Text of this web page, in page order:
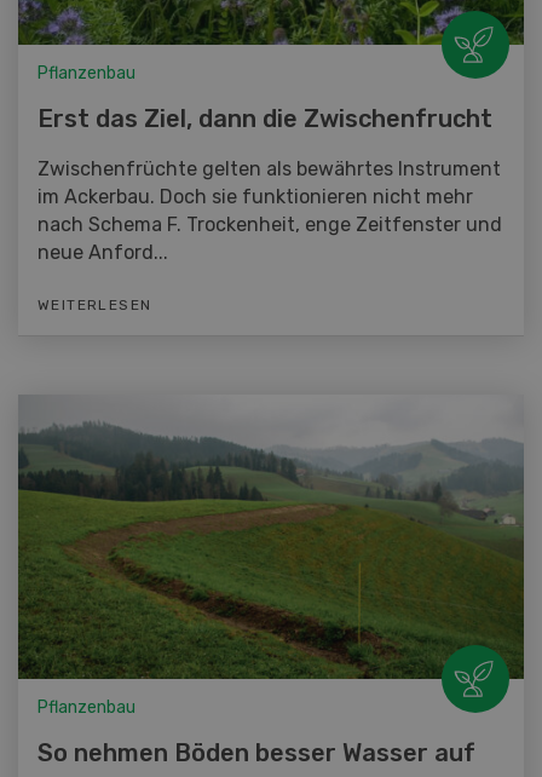
Pflanzenbau
Erst das Ziel, dann die Zwischenfrucht
Zwischenfrüchte gelten als bewährtes Instrument
im Ackerbau. Doch sie funktionieren nicht mehr
nach Schema F. Trockenheit, enge Zeitfenster und
neue Anford...
WEITERLESEN
Pflanzenbau
So nehmen Böden besser Wasser auf